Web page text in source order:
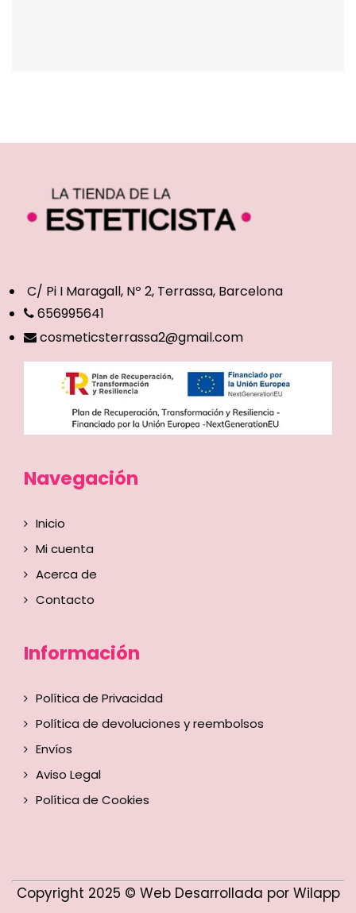
C/ Pi I Maragall, Nº 2, Terrassa, Barcelona
656995641
cosmeticsterrassa2@gmail.com
Navegación
Inicio
Mi cuenta
Acerca de
Contacto
Información
Política de Privacidad
Política de devoluciones y reembolsos
Envíos
Aviso Legal
Política de Cookies
Copyright 2025 © Web Desarrollada por Wilapp